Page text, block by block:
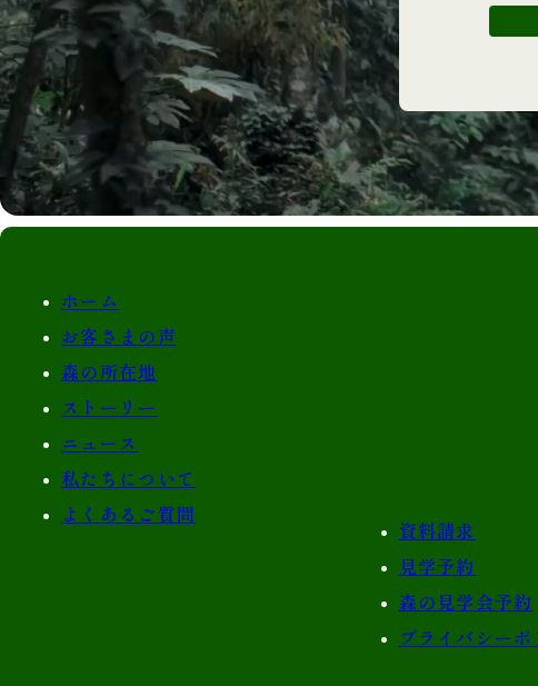
ホーム
お客さまの声
森の所在地
ストーリー
ニュース
私たちについて
よくあるご質問
資料請求
見学予約
森の見学会予約
プライバシーポ